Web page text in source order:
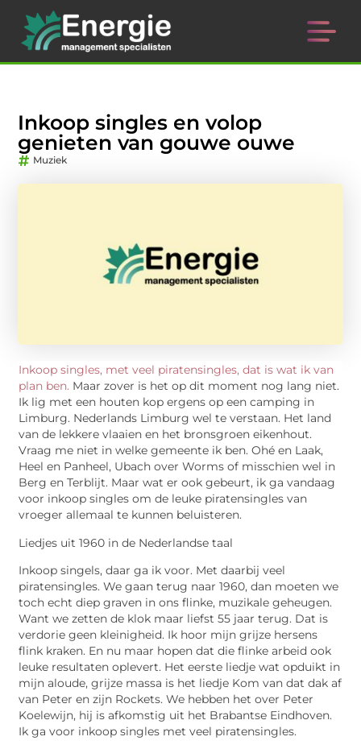
Inkoop singles en volop
genieten van gouwe ouwe
Muziek
Inkoop singles, met veel piratensingles, dat is wat ik van
plan ben. Maar zover is het op dit moment nog lang niet.
Ik lig met een houten kop ergens op een camping in
Limburg. Nederlands Limburg wel te verstaan. Het land
van de lekkere vlaaien en het bronsgroen eikenhout.
Vraag me niet in welke gemeente ik ben. Ohé en Laak,
Heel en Panheel, Ubach over Worms of misschien wel in
Berg en Terblijt. Maar wat er ook gebeurt, ik ga vandaag
voor inkoop singles om de leuke piratensingles van
vroeger allemaal te kunnen beluisteren.
Liedjes uit 1960 in de Nederlandse taal
Inkoop singels, daar ga ik voor. Met daarbij veel
piratensingles. We gaan terug naar 1960, dan moeten we
toch echt diep graven in ons flinke, muzikale geheugen.
Want we zetten de klok maar liefst 55 jaar terug. Dat is
verdorie geen kleinigheid. Ik hoor mijn grijze hersens
flink kraken. En nu maar hopen dat die flinke arbeid ook
leuke resultaten oplevert. Het eerste liedje wat opduikt in
mijn aloude, grijze massa is het liedje Kom van dat dak af
van Peter en zijn Rockets. We hebben het over Peter
Koelewijn, hij is afkomstig uit het Brabantse Eindhoven.
Ik ga voor inkoop singles met veel piratensingles.